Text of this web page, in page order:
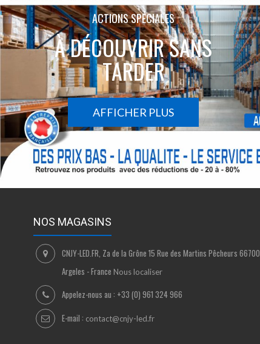
ACTIONS SPÉCIALES
À DÉCOUVRIR SANS
TARDER
AFFICHER PLUS
NOS MAGASINS
CNJY-LED.FR, Za de la Grône 15 Rue des Martins Pêcheurs 66700
Argeles - France Nous localiser
Appelez-nous au : +33 (0) 961 324 966
E-mail : contact@cnjy-led.fr